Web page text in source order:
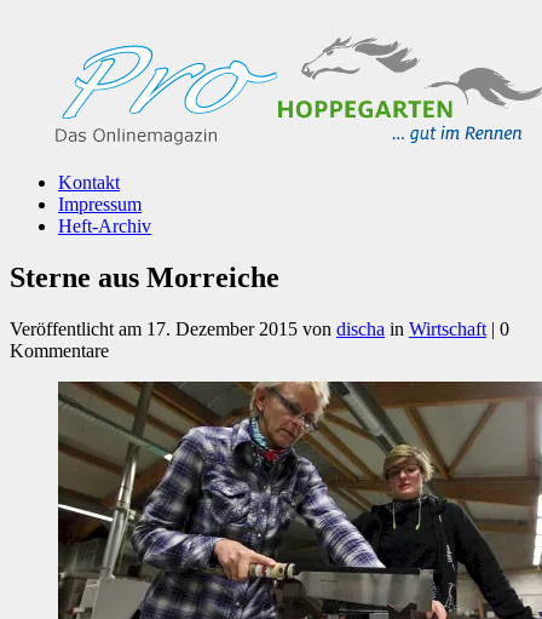
Kontakt
Impressum
Heft-Archiv
Sterne aus Morreiche
Veröffentlicht am 17. Dezember 2015 von discha in Wirtschaft | 0
Kommentare